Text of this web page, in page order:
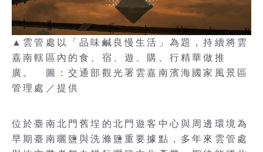
▲雲管處以「品味鹹良慢生活」為題，持續將雲
嘉南轄區內的食、宿、遊、購、行精華做推
廣。 圖：交通部觀光署雲嘉南濱海國家風景區
管理處／提供
位於臺南北門舊埕的北門遊客中心與周邊環境為
早期臺南曬鹽與洗滌鹽重要據點，多年來雲管處